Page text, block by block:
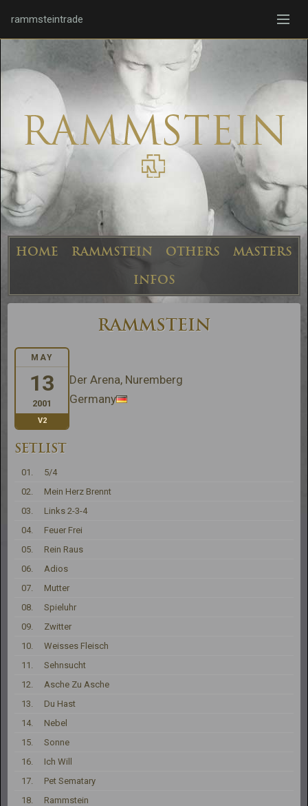
rammsteintrade
HOME RAMMSTEIN OTHERS
MASTERS
INFOS
RAMMSTEIN
MAY
13
2001
V2
Der Arena, Nuremberg
Germany
SETLIST
01.
5/4
02.
Mein Herz Brennt
03.
Links 2-3-4
04.
Feuer Frei
05.
Rein Raus
06.
Adios
07.
Mutter
08.
Spieluhr
09.
Zwitter
10.
Weisses Fleisch
11.
Sehnsucht
12.
Asche Zu Asche
13.
Du Hast
14.
Nebel
15.
Sonne
16.
Ich Will
17.
Pet Sematary
18.
Rammstein